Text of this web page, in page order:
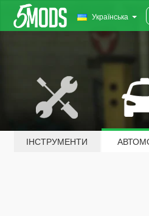
Українська
ІНСТРУМЕНТИ